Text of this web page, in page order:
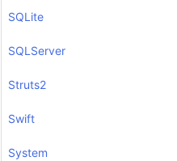
SQLite
SQLServer
Struts2
Swift
System